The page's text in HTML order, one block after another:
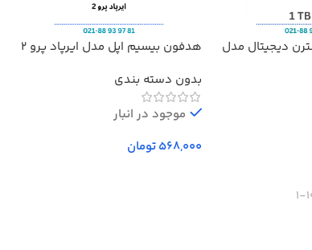
دیجیتال مدل
هدفون بیسیم اپل مدل ایرپاد پرو 2
بدون دسته بندی
موجود در انبار
تومان